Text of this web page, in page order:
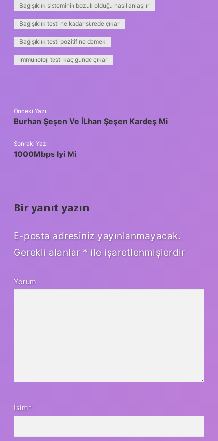
Bağışıklık sisteminin bozuk olduğu nasıl anlaşılır
Bağışıklık testi ne kadar sürede çıkar
Bağışıklık testi pozitif ne demek
İmmünoloji testi kaç günde çıkar
Önceki Yazı
Burhan Şeşen Ve İLhan Şeşen Kardeş Mi
Sonraki Yazı
1000Mbps Iyi Mi
Bir yanıt yazın
E-posta adresiniz yayınlanmayacak.
Gerekli alanlar * ile işaretlenmişlerdir
Yorum
İsim*